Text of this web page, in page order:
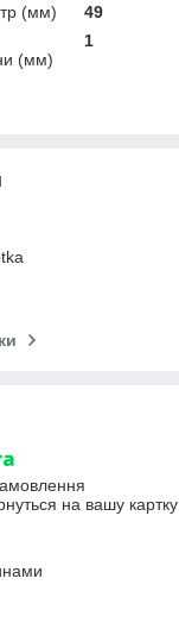
(мм)
49
(мм)
1
на вашу картку